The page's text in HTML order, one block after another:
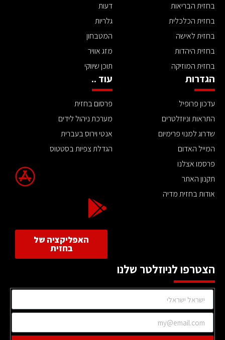
בחזית הבריאות
בחזית הכלכלית
בחזית לאישה
בחזית היהדות
בחזית המוזיקה
דעות
גלריות
המטבחון
מזג אוויר
תוכן שיווקי
הגדרות
עדכון פרופיל
התראות וניוזלטרים
שדרוג למנוי פרימיום
המייל האדום
פרסמו אצלנו
תקנון האתר
אודות בחזית מדיה
עוד ..
פרסום בחזית
מערכת ניהול לידים
אנטי וירוס בעברית
הגדלת צפיות בסטטוס
האפליקציה של
בחזית
הצטרפו לניוזלטר שלנו